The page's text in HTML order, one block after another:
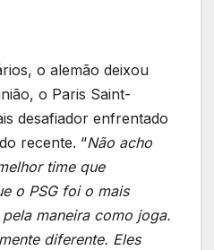
o alemão deixou
o Paris Saint-
desafiador enfrentado
recente. “Não acho
time que
o PSG foi o mais
maneira como joga.
diferente. Eles